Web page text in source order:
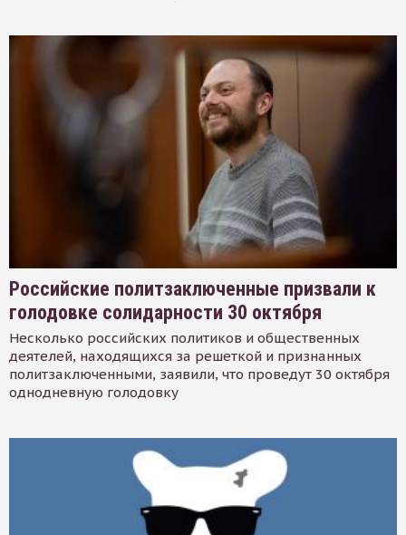
Российские политзаключенные призвали к
голодовке солидарности 30 октября
Несколько российских политиков и общественных
деятелей, находящихся за решеткой и признанных
политзаключенными, заявили, что проведут 30 октября
однодневную голодовку